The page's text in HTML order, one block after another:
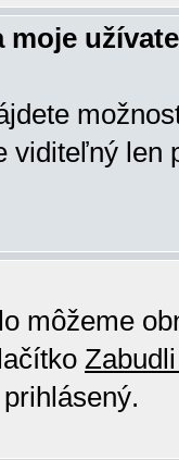
moje
viditeľný len
môžeme